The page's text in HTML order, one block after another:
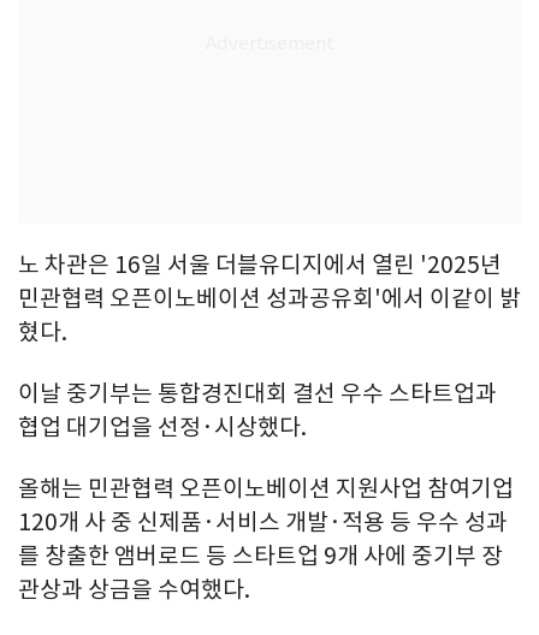
노 차관은 16일 서울 더블유디지에서 열린 '2025년
민관협력 오픈이노베이션 성과공유회'에서 이같이 밝
혔다.
이날 중기부는 통합경진대회 결선 우수 스타트업과
협업 대기업을 선정·시상했다.
올해는 민관협력 오픈이노베이션 지원사업 참여기업
120개 사 중 신제품·서비스 개발·적용 등 우수 성과
를 창출한 앰버로드 등 스타트업 9개 사에 중기부 장
관상과 상금을 수여했다.